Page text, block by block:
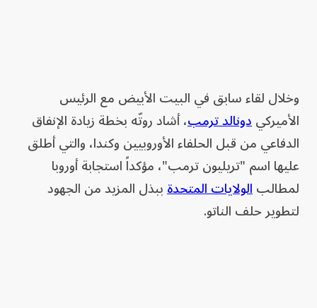
وخلال لقاء سابق في البيت الأبيض مع الرئيس
الأميركيدونالد ترمب، أشاد روتّه بخطة زيادة الإنفاق
الدفاعي من قبل الحلفاء الأوروبيين وكندا، والتي أطلق
عليها اسم "تريليون ترمب"، مؤكداً استجابة أوروبا
لمطالبالولايات المتحدةببذل المزيد من الجهود
لتطوير حلف الناتو.